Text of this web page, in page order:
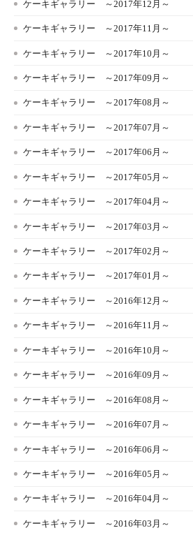
ケーキギャラリー ～2017年12月～
ケーキギャラリー ～2017年11月～
ケーキギャラリー ～2017年10月～
ケーキギャラリー ～2017年09月～
ケーキギャラリー ～2017年08月～
ケーキギャラリー ～2017年07月～
ケーキギャラリー ～2017年06月～
ケーキギャラリー ～2017年05月～
ケーキギャラリー ～2017年04月～
ケーキギャラリー ～2017年03月～
ケーキギャラリー ～2017年02月～
ケーキギャラリー ～2017年01月～
ケーキギャラリー ～2016年12月～
ケーキギャラリー ～2016年11月～
ケーキギャラリー ～2016年10月～
ケーキギャラリー ～2016年09月～
ケーキギャラリー ～2016年08月～
ケーキギャラリー ～2016年07月～
ケーキギャラリー ～2016年06月～
ケーキギャラリー ～2016年05月～
ケーキギャラリー ～2016年04月～
ケーキギャラリー ～2016年03月～